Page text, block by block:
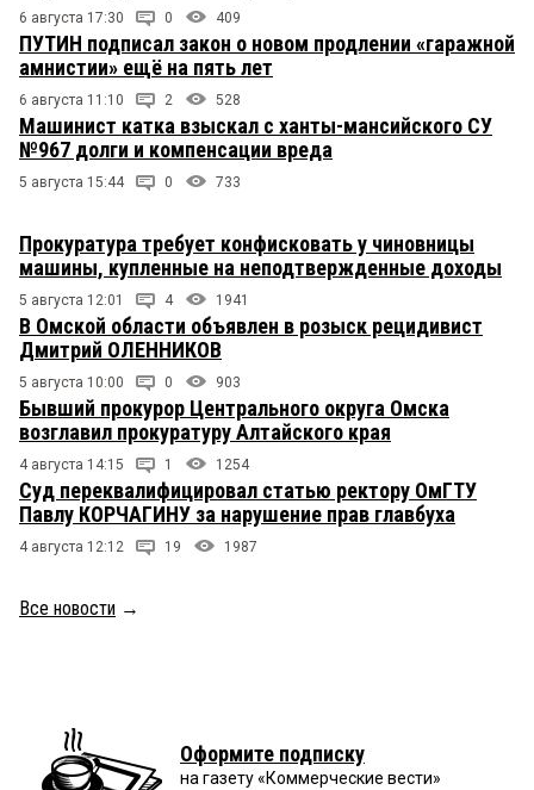
6 августа 17:30 0 409
ПУТИН подписал закон о новом продлении «гаражной
амнистии» ещё на пять лет
6 августа 11:10 2 528
Машинист катка взыскал с ханты-мансийского СУ
№967 долги и компенсации вреда
5 августа 15:44 0 733
Прокуратура требует конфисковать у чиновницы
машины, купленные на неподтвержденные доходы
5 августа 12:01 4 1941
В Омской области объявлен в розыск рецидивист
Дмитрий ОЛЕННИКОВ
5 августа 10:00 0 903
Бывший прокурор Центрального округа Омска
возглавил прокуратуру Алтайского края
4 августа 14:15 1 1254
Суд переквалифицировал статью ректору ОмГТУ
Павлу КОРЧАГИНУ за нарушение прав главбуха
4 августа 12:12 19 1987
Все новости →
Оформите подписку
на газету «Коммерческие вести»